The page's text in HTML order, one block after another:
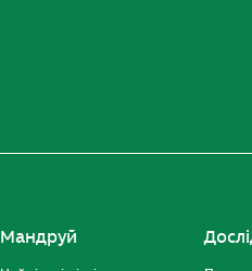
Мандруй